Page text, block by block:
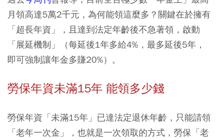
月領高達5萬2千元，為何能領這麼多？關鍵在於擁有
「超長年資」，且達到法定年齡後不急著領，啟動
「展延機制」（每延後1年多給4%，最多延後5年，
即可強制讓年金多賺20%）。
勞保年資未滿15年 能領多少錢
勞保年資「未滿15年」已達法定退休年齡，只能請領
「老年一次金」，也就是一次領取的方式，勞保「老